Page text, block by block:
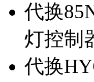
代换
灯控制
代换